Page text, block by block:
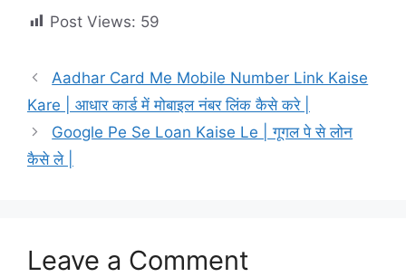
Post Views: 59
Aadhar Card Me Mobile Number Link Kaise
Kare | आधार कार्ड में मोबाइल नंबर लिंक कैसे करे |
Google Pe Se Loan Kaise Le | गूगल पे से लोन
कैसे ले |
Leave a Comment